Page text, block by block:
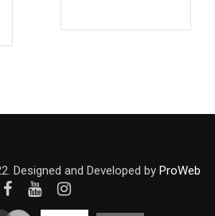
Designed and Developed by ProWeb